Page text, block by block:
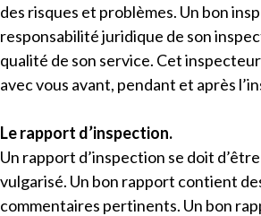
des risques et problèmes. Un bon
responsabilité juridique de son
qualité de son service. Cet
avec vous avant, pendant et après
Le rapport d’inspection.
Un rapport d’inspection se doit
vulgarisé. Un bon rapport contient
commentaires pertinents. Un bon